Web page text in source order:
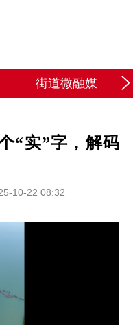
街道微融媒
“实”字，解码
10-22 08:32